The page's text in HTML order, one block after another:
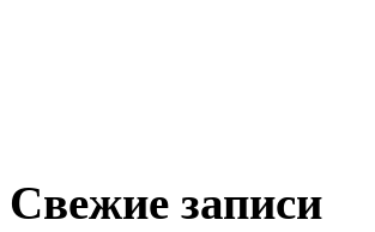
Свежие записи